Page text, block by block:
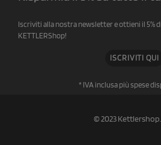
Iscriviti alla nostra newsletter e ottieni il 5%
KETTLERShop!
ISCRIVITI QUI
* IVA inclusa più spese di
© 2023